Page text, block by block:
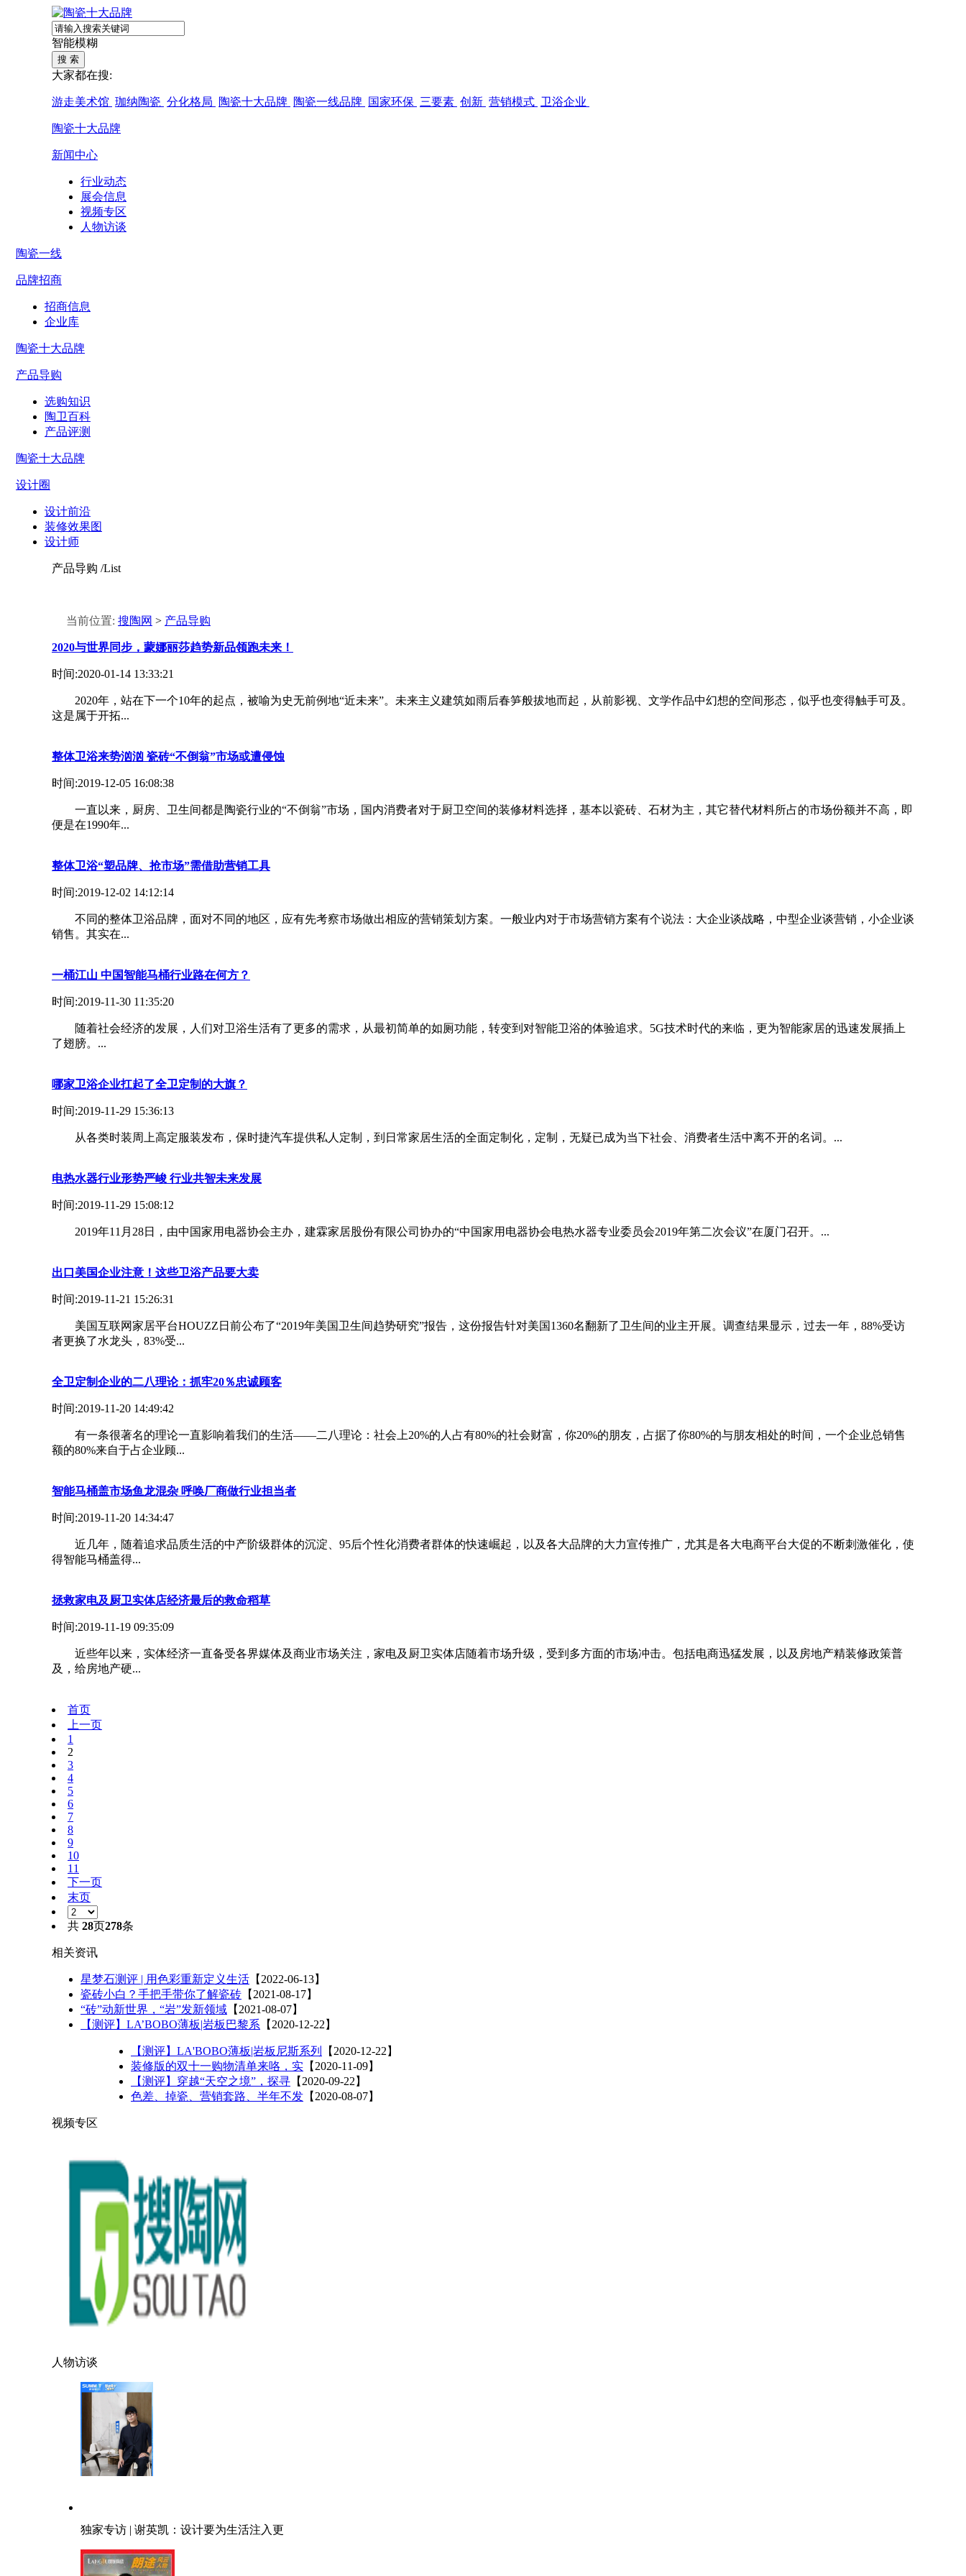
智能模糊
大家都在搜:
游走美术馆 珈纳陶瓷 分化格局 陶瓷十大品牌 陶瓷一线品牌 国家环保 三要素 创新 营销模式 卫浴企业
陶瓷十大品牌
新闻中心
行业动态
展会信息
视频专区
人物访谈
陶瓷一线
品牌招商
招商信息
企业库
陶瓷十大品牌
产品导购
选购知识
陶卫百科
产品评测
陶瓷十大品牌
设计圈
设计前沿
装修效果图
设计师
产品导购 /List
当前位置: 搜陶网 > 产品导购
2020与世界同步，蒙娜丽莎趋势新品领跑未来！
时间:2020-01-14 13:33:21
2020年，站在下一个10年的起点，被喻为史无前例地“近未来”。未来主义建筑如雨后春笋般拔地而起，从前影视、文学作品中幻想的空间形态，似乎也变得触手可及。
这是属于开拓...
整体卫浴来势汹汹 瓷砖“不倒翁”市场或遭侵蚀
时间:2019-12-05 16:08:38
一直以来，厨房、卫生间都是陶瓷行业的“不倒翁”市场，国内消费者对于厨卫空间的装修材料选择，基本以瓷砖、石材为主，其它替代材料所占的市场份额并不高，即
便是在1990年...
整体卫浴“塑品牌、抢市场”需借助营销工具
时间:2019-12-02 14:12:14
不同的整体卫浴品牌，面对不同的地区，应有先考察市场做出相应的营销策划方案。一般业内对于市场营销方案有个说法：大企业谈战略，中型企业谈营销，小企业谈
销售。其实在...
一桶江山 中国智能马桶行业路在何方？
时间:2019-11-30 11:35:20
随着社会经济的发展，人们对卫浴生活有了更多的需求，从最初简单的如厕功能，转变到对智能卫浴的体验追求。5G技术时代的来临，更为智能家居的迅速发展插上
了翅膀。...
哪家卫浴企业扛起了全卫定制的大旗？
时间:2019-11-29 15:36:13
从各类时装周上高定服装发布，保时捷汽车提供私人定制，到日常家居生活的全面定制化，定制，无疑已成为当下社会、消费者生活中离不开的名词。...
电热水器行业形势严峻 行业共智未来发展
时间:2019-11-29 15:08:12
2019年11月28日，由中国家用电器协会主办，建霖家居股份有限公司协办的“中国家用电器协会电热水器专业委员会2019年第二次会议”在厦门召开。...
出口美国企业注意！这些卫浴产品要大卖
时间:2019-11-21 15:26:31
美国互联网家居平台HOUZZ日前公布了“2019年美国卫生间趋势研究”报告，这份报告针对美国1360名翻新了卫生间的业主开展。调查结果显示，过去一年，88%受访
者更换了水龙头，83%受...
全卫定制企业的二八理论：抓牢20％忠诚顾客
时间:2019-11-20 14:49:42
有一条很著名的理论一直影响着我们的生活——二八理论：社会上20%的人占有80%的社会财富，你20%的朋友，占据了你80%的与朋友相处的时间，一个企业总销售
额的80%来自于占企业顾...
智能马桶盖市场鱼龙混杂 呼唤厂商做行业担当者
时间:2019-11-20 14:34:47
近几年，随着追求品质生活的中产阶级群体的沉淀、95后个性化消费者群体的快速崛起，以及各大品牌的大力宣传推广，尤其是各大电商平台大促的不断刺激催化，使
得智能马桶盖得...
拯救家电及厨卫实体店经济最后的救命稻草
时间:2019-11-19 09:35:09
近些年以来，实体经济一直备受各界媒体及商业市场关注，家电及厨卫实体店随着市场升级，受到多方面的市场冲击。包括电商迅猛发展，以及房地产精装修政策普
及，给房地产硬...
首页
上一页
1
2
3
4
5
6
7
8
9
10
11
下一页
末页
共 28页278条
相关资讯
星梦石测评 | 用色彩重新定义生活 【2022-06-13】
瓷砖小白？手把手带你了解瓷砖 【2021-08-17】
“砖”动新世界，“岩”发新领域 【2021-08-07】
【测评】LA’BOBO薄板|岩板巴黎系 【2020-12-22】
【测评】LA'BOBO薄板|岩板尼斯系列
【2020-12-22】
装修版的双十一购物清单来咯，实 【2020-11-09】
【测评】穿越“天空之境”，探寻 【2020-09-22】
色差、掉瓷、营销套路、半年不发 【2020-08-07】
视频专区
人物访谈
独家专访 | 谢英凯：设计要为生活注入更